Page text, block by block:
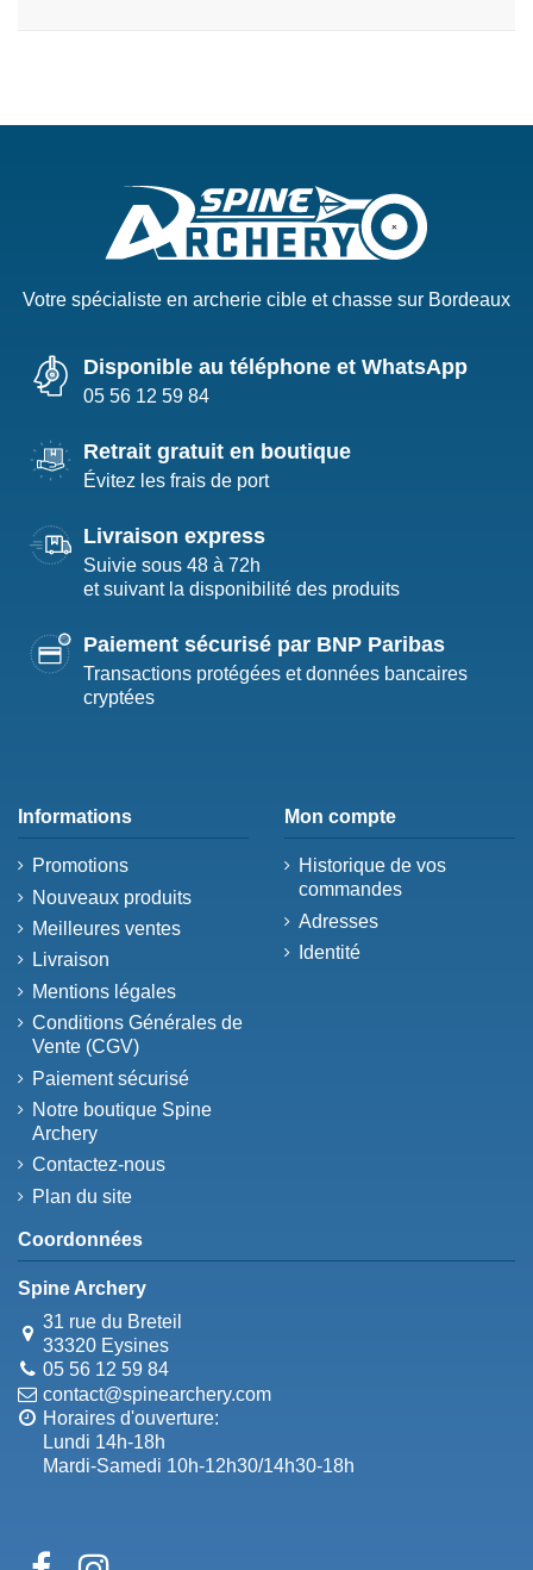
Votre spécialiste en archerie cible et chasse sur Bordeaux
Disponible au téléphone et WhatsApp
05 56 12 59 84
Retrait gratuit en boutique
Évitez les frais de port
Livraison express
Suivie sous 48 à 72h
et suivant la disponibilité des produits
Paiement sécurisé par BNP Paribas
Transactions protégées et données bancaires
cryptées
Informations
Promotions
Nouveaux produits
Meilleures ventes
Livraison
Mentions légales
Conditions Générales de
Vente (CGV)
Paiement sécurisé
Notre boutique Spine
Archery
Contactez-nous
Plan du site
Mon compte
Historique de vos
commandes
Adresses
Identité
Coordonnées
Spine Archery
31 rue du Breteil
33320 Eysines
05 56 12 59 84
contact@spinearchery.com
Horaires d'ouverture:
Lundi 14h-18h
Mardi-Samedi 10h-12h30/14h30-18h